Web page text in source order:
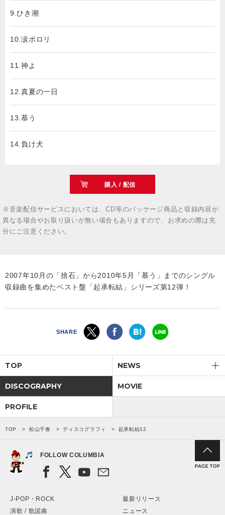
9.ひき潮
10.涙ポロリ
11.神よ
12.真夏の一日
13.慕う
14.負け犬
購入 / 配信
※音楽配信サービスにおいては、CD等のパッケージ商品と収録内容が
異なる場合やお取り扱いが無い場合もありますので、お求めの際は充
分にご注意ください。
2007年10月の「捨石」から2010年5月「慕う」までのシングル
収録曲を集めたベスト盤「起承転結」シリーズ第12弾！
SHARE
TOP NEWS
DISCOGRAPHY MOVIE
PROFILE
TOP 松山千春 ディスコグラフィ 起承転結12
FOLLOW COLUMBIA
J-POP・ROCK
演歌 / 歌謡曲
最新リリース
ニュース